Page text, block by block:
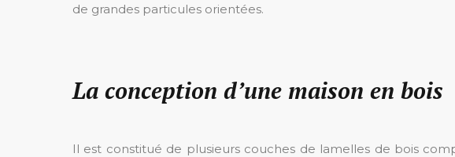
de grandes particules orientées.
La conception d’une maison en bois
Il est constitué de plusieurs couches de lamelles de bois